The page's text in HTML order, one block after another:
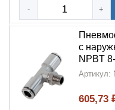
- +
с
NPBT
Артикул:
605,73